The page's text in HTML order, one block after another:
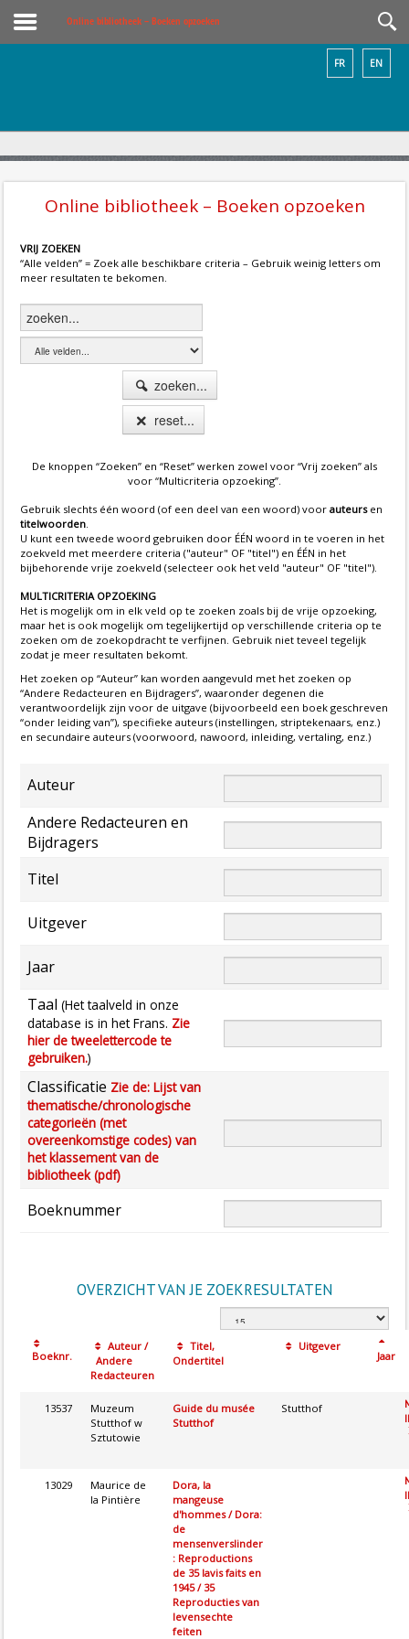
Online bibliotheek – Boeken opzoeken
EN
FR
Online bibliotheek – Boeken opzoeken
VRIJ ZOEKEN
“Alle velden” = Zoek alle beschikbare criteria – Gebruik weinig letters om
meer resultaten te bekomen.
zoeken...
reset...
De knoppen “Zoeken” en “Reset” werken zowel voor “Vrij zoeken” als
voor “Multicriteria opzoeking”.
Gebruik slechts één woord (of een deel van een woord) voor auteursen
titelwoorden
U kunt een tweede woord gebruiken door ÉÉN woord in te voeren in het
zoekveld met meerdere criteria ("auteur" OF "titel") en ÉÉN in het
bijbehorende vrije zoekveld (selecteer ook het veld "auteur" OF "titel").
MULTICRITERIA OPZOEKING
Het is mogelijk om in elk veld op te zoeken zoals bij de vrije opzoeking,
maar het is ook mogelijk om tegelijkertijd op verschillende criteria op te
zoeken om de zoekopdracht te verfijnen. Gebruik niet teveel tegelijk
zodat je meer resultaten bekomt.
Het zoeken op “Auteur” kan worden aangevuld met het zoeken op
“Andere Redacteuren en Bijdragers”, waaronder degenen die
verantwoordelijk zijn voor de uitgave (bijvoorbeeld een boek geschreven
“onder leiding van”), specifieke auteurs (instellingen, striptekenaars, enz.)
en secundaire auteurs (voorwoord, nawoord, inleiding, vertaling, enz.)
Auteur
Andere Redacteuren en
Bijdragers
Titel
Uitgever
Jaar
Taal (Het taalveld in onze
database is in het Frans. Zie
hier de tweelettercode te
gebruiken.)
Classificatie Zie de: Lijst van
thematische/chronologische
categorieën (met
overeenkomstige codes) van
het klassement van de
bibliotheek (pdf)
Boeknummer
OVERZICHT VAN JE ZOEKRESULTATEN
Boeknr.
Auteur /
Andere
Redacteuren
Titel,
Ondertitel
Uitgever
Jaar
13537
Muzeum
Stutthof w
Sztutowie
Guide du musée
Stutthof
Stutthof
13029
Maurice de
la Pintière
Dora, la
mangeuse
d'hommes / Dora:
de
mensenverslinder
: Reproductions
de 35 lavis faits en
1945 / 35
Reproducties van
levensechte
feiten